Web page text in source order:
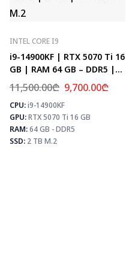
⚡ MAX FPS
CS2
504
PUBG
307
Fortnite
361
INTEL CORE I9
i9-14900KF | RTX 5070 Ti 16
GB | RAM 64 GB – DDR5 |
Z790 | SSD 2 TB M.2
11,500.00₾ 9,700.00₾
CPU:i9-14900KF
GPU:RTX 5070 Ti 16 GB
RAM:64 GB - DDR5
SSD: 2 TB M.2